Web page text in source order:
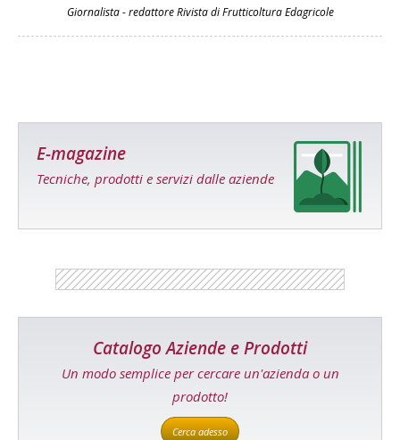
Giornalista - redattore Rivista di Frutticoltura Edagricole
E-magazine
Tecniche, prodotti e servizi dalle aziende
Catalogo Aziende e Prodotti
Un modo semplice per cercare un'azienda o un
prodotto!
Cerca adesso